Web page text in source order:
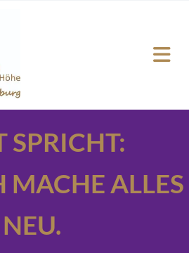
SPRICHT:
MACHE ALLES
NEU.